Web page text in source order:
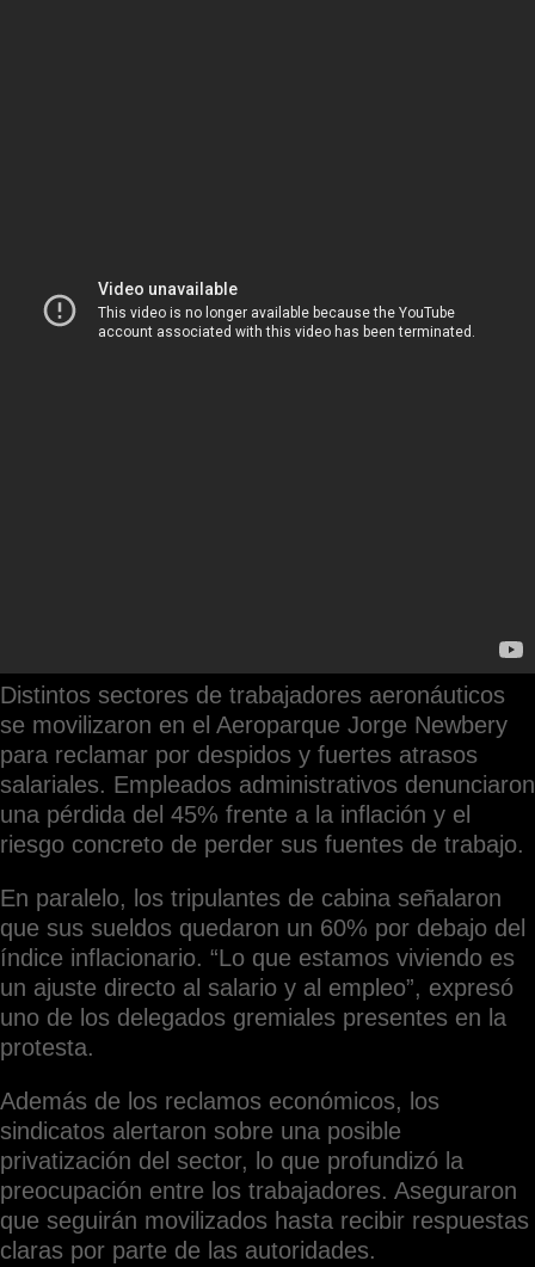
Distintos sectores de trabajadores aeronáuticos
se movilizaron en el Aeroparque Jorge Newbery
para reclamar por despidos y fuertes atrasos
salariales. Empleados administrativos denunciaron
una pérdida del 45% frente a la inflación y el
riesgo concreto de perder sus fuentes de trabajo.
En paralelo, los tripulantes de cabina señalaron
que sus sueldos quedaron un 60% por debajo del
índice inflacionario. “Lo que estamos viviendo es
un ajuste directo al salario y al empleo”, expresó
uno de los delegados gremiales presentes en la
protesta.
Además de los reclamos económicos, los
sindicatos alertaron sobre una posible
privatización del sector, lo que profundizó la
preocupación entre los trabajadores. Aseguraron
que seguirán movilizados hasta recibir respuestas
claras por parte de las autoridades.